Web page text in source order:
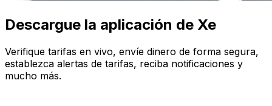
Descargue la aplicación de Xe
Verifique tarifas en vivo, envíe dinero de forma segura,
establezca alertas de tarifas, reciba notificaciones y
mucho más.